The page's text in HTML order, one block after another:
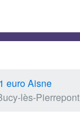
euro Aisne
lès-Pierrepont